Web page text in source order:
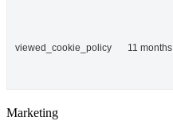
viewed_cookie_policy 11 months
Marketing